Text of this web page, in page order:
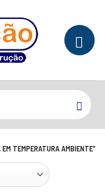
TEMPERATURA AMBIENTE”